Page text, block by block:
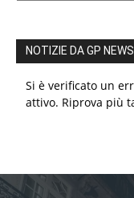
NOTIZIE DA GP
Si è verificato un
attivo. Riprova più